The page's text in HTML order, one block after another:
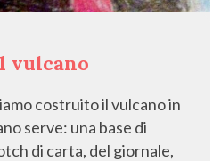
vulcano
costruito il vulcano in
serve: una base di
di carta, del giornale,